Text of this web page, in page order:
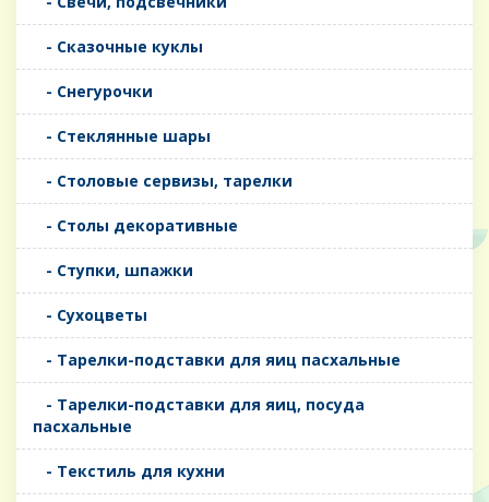
- Сказочные куклы
- Снегурочки
- Стеклянные шары
- Столовые сервизы, тарелки
- Столы декоративные
- Ступки, шпажки
- Сухоцветы
- Тарелки-подставки для яиц пасхальные
- Тарелки-подставки для яиц, посуда
пасхальные
- Текстиль для кухни